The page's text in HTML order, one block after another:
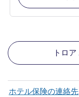
トロ
ホテル保険の連絡先